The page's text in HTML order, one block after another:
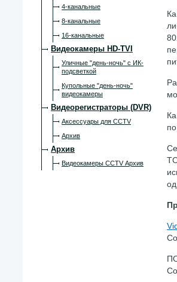
4-канальные
8-канальные
16-канальные
Видеокамеры HD-TVI
Уличные "день-ночь" с ИК-
подсветкой
Купольные "день-ночь"
видеокамеры
Видеорегистраторы (DVR)
Аксессуары для CCTV
Архив
Архив
Видеокамеры CCTV Архив